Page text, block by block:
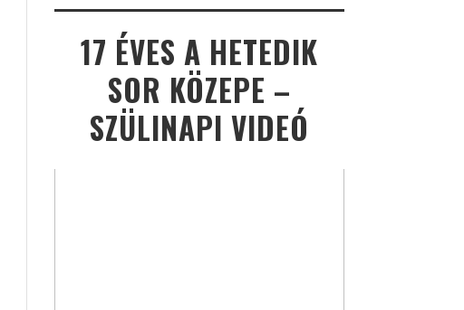
17 ÉVES A HETEDIK
SOR KÖZEPE –
SZÜLINAPI VIDEÓ